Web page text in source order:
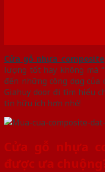
Cửa gỗ nhựa composite
lượng tốt hay không mà
đến những công dụng
Giahuy door đi tìm hiểu
tin hữu ích hơn nhé!
Cửa gỗ nhựa
được ưa